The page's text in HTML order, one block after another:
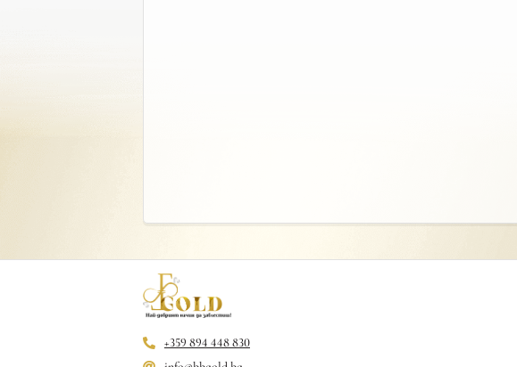
+359 894 448 830